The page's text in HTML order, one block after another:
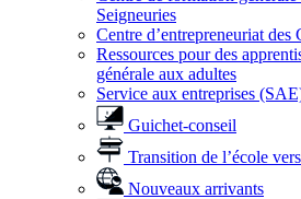
Seigneuries
Centre d’entrepreneuriat des
Ressources pour des
générale aux adultes
Service aux entreprises
Guichet-conseil
Transition de l’école
Nouveaux arrivants